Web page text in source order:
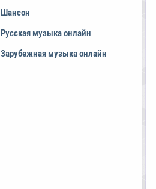
Шансон
Русская музыка онлайн
Зарубежная музыка онлайн